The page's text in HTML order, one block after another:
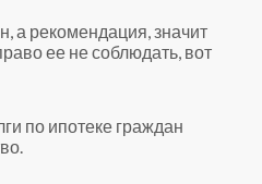
а рекомендация, значит
ее не соблюдать, вот
по ипотеке граждан